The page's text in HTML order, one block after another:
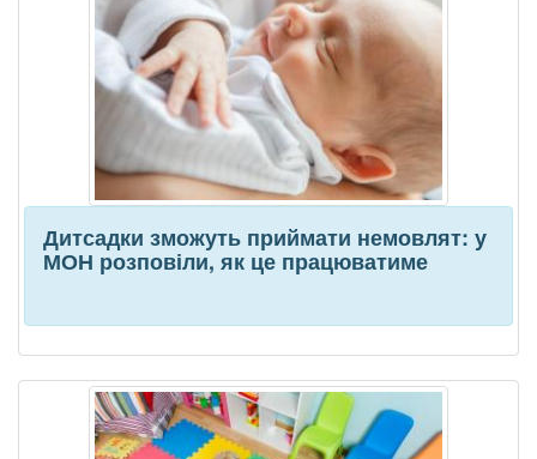
Дитсадки зможуть приймати немовлят: у
МОН розповіли, як це працюватиме